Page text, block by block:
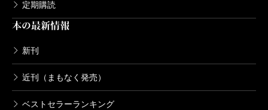
定期購読
本の最新情報
新刊
近刊（まもなく発売）
ベストセラーランキング